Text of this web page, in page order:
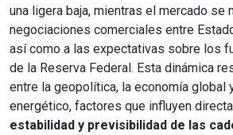
una ligera baja, mientras el mercado se
negociaciones comerciales entre
así como a las expectativas sobre los
de la Reserva Federal. Esta dinámica
entre la geopolítica, la economía global
energético, factores que influyen
estabilidad y previsibilidad de las